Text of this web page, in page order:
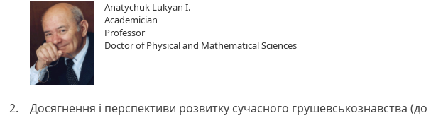
Anatychuk Lukyan I.
Academician
Professor
Doctor of Physical and Mathematical Sciences
2. Досягнення і перспективи розвитку сучасного грушевськознавства